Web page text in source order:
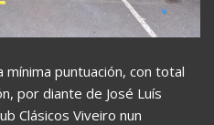
puntuación, con total
por diante de José Luís
Clásicos Viveiro nun